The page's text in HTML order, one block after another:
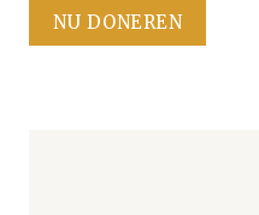
NU DONEREN